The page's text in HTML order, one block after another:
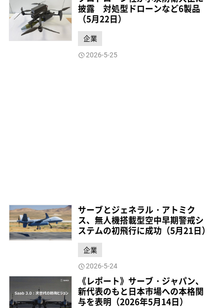
披露 対処型ドローンなど6製品
（5月22日）
企業
2026-5-25
サーブとジェネラル・アトミク
ス、無人機搭載型空中早期警戒シ
ステムの初飛行に成功（5月21日）
企業
2026-5-24
《レポート》サーブ・ジャパン、
新代表のもと日本市場への本格関
与を表明（2026年5月14日）